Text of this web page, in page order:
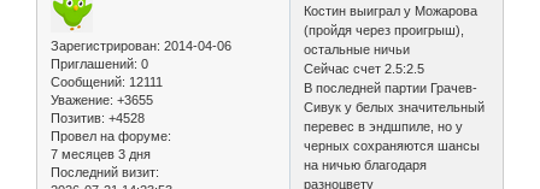
Зарегистрирован: 2014-04-06
Приглашений: 0
Сообщений: 12111
Уважение: +3655
Позитив: +4528
Провел на форуме:
7 месяцев 3 дня
Последний визит:
Костин выиграл у Можарова
(пройдя через проигрыш),
остальные ничьи
Сейчас счет 2.5:2.5
В последней партии Грачев-
Сивук у белых значительный
перевес в эндшпиле, но у
черных сохраняются шансы
на ничью благодаря
разноцвету